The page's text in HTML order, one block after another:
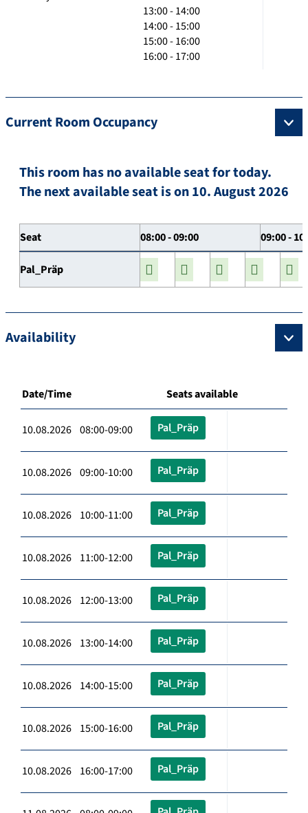
13:00 - 14:00
14:00 - 15:00
15:00 - 16:00
16:00 - 17:00
Current Room Occupancy
This room has no available seat for today.
The next available seat is on 10. August 2026
Seat 08:00 - 09:00 09:00 -
Pal_Präp
Availability
Date/Time Seats available
10.08.2026 08:00-09:00 Pal_Präp
10.08.2026 09:00-10:00 Pal_Präp
10.08.2026 10:00-11:00 Pal_Präp
10.08.2026 11:00-12:00 Pal_Präp
10.08.2026 12:00-13:00 Pal_Präp
10.08.2026 13:00-14:00 Pal_Präp
10.08.2026 14:00-15:00 Pal_Präp
10.08.2026 15:00-16:00 Pal_Präp
10.08.2026 16:00-17:00 Pal_Präp